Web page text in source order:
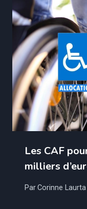
Les CAF
milliers
ParCorinne Laurta